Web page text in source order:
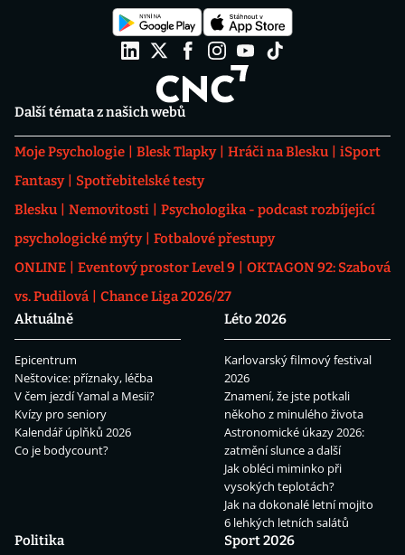
Další témata z našich webů
Moje Psychologie Blesk Tlapky Hráči na Blesku
iSport
Fantasy
Spotřebitelské testy
Blesku
Nemovitosti
Psychologika - podcast rozbíjející
psychologické mýty
Fotbalové přestupy
ONLINE
Eventový prostor Level 9
OKTAGON 92: Szabová
vs. Pudilová
Chance Liga 2026/27
Aktuálně
Epicentrum
Neštovice: příznaky, léčba
V čem jezdí Yamal a Mesii?
Kvízy pro seniory
Kalendář úplňků 2026
Co je bodycount?
Léto 2026
Karlovarský filmový festival
2026
Znamení, že jste potkali
někoho z minulého života
Astronomické úkazy 2026:
zatmění slunce a další
Jak obléci miminko při
vysokých teplotách?
Jak na dokonalé letní mojito
6 lehkých letních salátů
Politika
Sport 2026